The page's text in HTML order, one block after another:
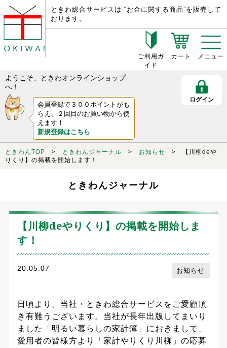
ときわ総合サービスは “お金に関する商品”を販売して
おります。
ご利用ガ
イド
カート メニュー
ようこそ、ときわオンラインショップ
へ！
会員登録で３００ポイントがも
らえ、２回目のお買い物から使
えます！
新規登録はこちら
ログイン
ときわんTOP > ときわんジャーナル > お知らせ > 【川柳deや
りくり】の掲載を開始します！
ときわんジャーナル
【川柳deやりくり】の掲載を開始しま
す！
20.05.07 お知らせ
日頃より、当社・ときわ総合サービスをご愛顧頂
き有難うございます。当社が長年出版してまいり
ました「明るい暮らしの家計簿」におきまして、
愛用者の皆様方より「家計やりくり川柳」の応募